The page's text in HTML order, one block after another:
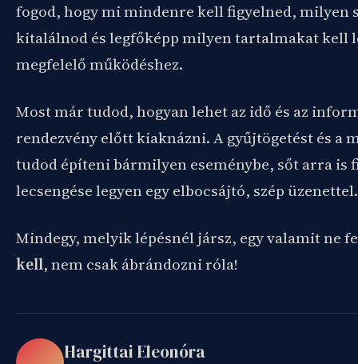
fogod, hogy mi mindenre kell figyelned, milyen
kitalálnod és legfőképp milyen tartalmakat kell
megfelelő működéshez.
Most már tudod, hogyan lehet az idő és az
rendezvény előtt kiaknázni. A gyűjtögetést és a
tudod építeni bármilyen eseménybe, sőt arra is
lecsengése legyen egy elbocsájtó, szép üzenettel.
Mindegy, melyik lépésnél jársz, egy valamit ne
kell, nem csak ábrándozni róla!
Hargittai Eleonóra